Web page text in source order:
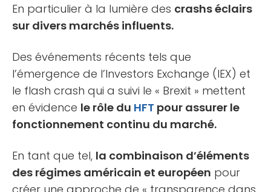
En particulier à la lumière des crashs éclairs
sur divers marchés influents.
Des événements récents tels que
l’émergence de l’Investors Exchange (IEX) et
le flash crash qui a suivi le « Brexit » mettent
en évidence le rôle du HFT pour assurer le
fonctionnement continu du marché.
En tant que tel, la combinaison d’éléments
des régimes américain et européen pour